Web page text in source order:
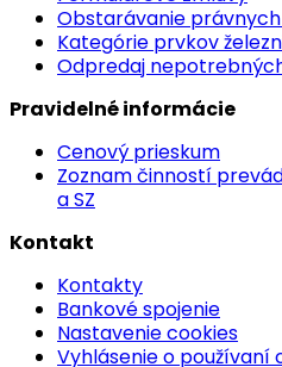
Obstarávanie právnych
Kategórie prvkov
Odpredaj
Pravidelné informácie
Cenový prieskum
Zoznam činností
a SZ
Kontakt
Kontakty
Bankové spojenie
Nastavenie cookies
Vyhlásenie o používaní